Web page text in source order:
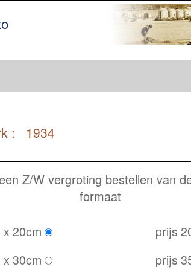
: 1934
Z/W vergroting bestellen van
formaat
20cm
prijs
30cm
prijs